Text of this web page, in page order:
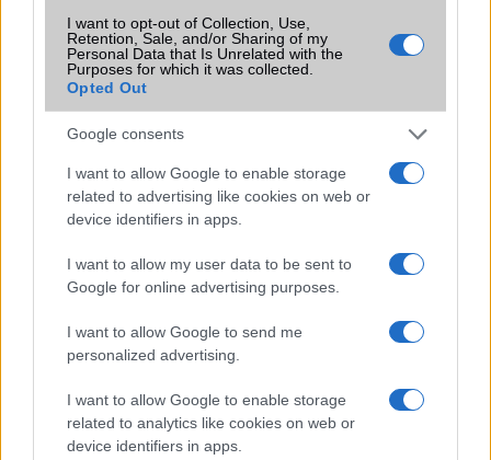
I want to opt-out of Collection, Use,
Retention, Sale, and/or Sharing of my
Personal Data that Is Unrelated with the
Purposes for which it was collected.
Opted Out
Google consents
I want to allow Google to enable storage
related to advertising like cookies on web or
device identifiers in apps.
I want to allow my user data to be sent to
Google for online advertising purposes.
I want to allow Google to send me
personalized advertising.
I want to allow Google to enable storage
related to analytics like cookies on web or
device identifiers in apps.
Flight mode Van
Terület
Funkciók
HDR10+, 500 nits (normál), 650
Brand
Pro - emelt szintû és
Limited Edition Nincs
SAR
Nincs publikus adat!
N/A = Nincs adat. Legutóbbi frissítés: 2026-07-13 19:00:00